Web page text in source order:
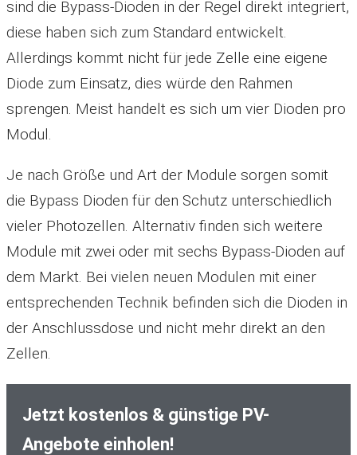
sind die Bypass-Dioden in der Regel direkt integriert,
diese haben sich zum Standard entwickelt.
Allerdings kommt nicht für jede Zelle eine eigene
Diode zum Einsatz, dies würde den Rahmen
sprengen. Meist handelt es sich um vier Dioden pro
Modul.
Je nach Größe und Art der Module sorgen somit
die Bypass Dioden für den Schutz unterschiedlich
vieler Photozellen. Alternativ finden sich weitere
Module mit zwei oder mit sechs Bypass-Dioden auf
dem Markt. Bei vielen neuen Modulen mit einer
entsprechenden Technik befinden sich die Dioden in
der Anschlussdose und nicht mehr direkt an den
Zellen.
Jetzt kostenlos & günstige PV-
Angebote einholen!